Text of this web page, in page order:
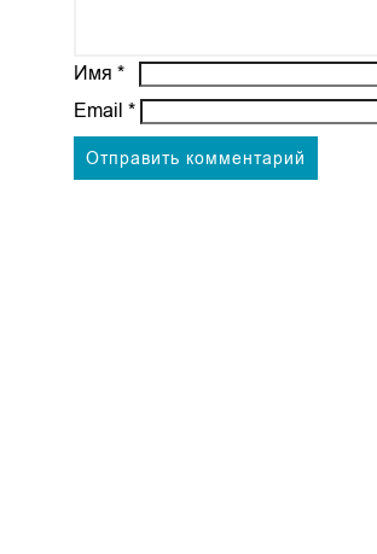
Имя*
Email*